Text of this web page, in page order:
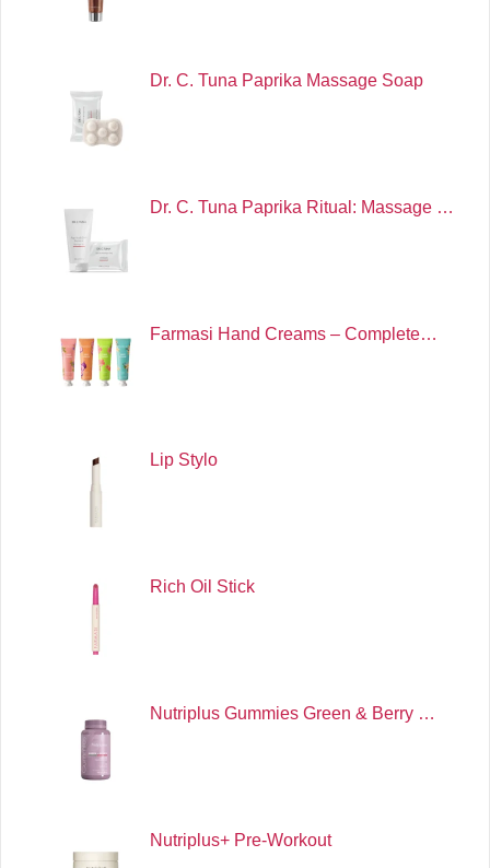
Dr. C. Tuna Paprika Massage Soap
Dr. C. Tuna Paprika Ritual: Massage …
Farmasi Hand Creams – Complete…
Lip Stylo
Rich Oil Stick
Nutriplus Gummies Green & Berry …
Nutriplus+ Pre-Workout